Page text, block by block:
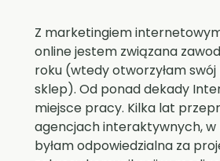
Z marketingiem
online jestem związana
roku (wtedy otworzyłam
sklep). Od ponad dekady
miejsce pracy. Kilka lat
agencjach interaktywnych,
byłam odpowiedzialna za